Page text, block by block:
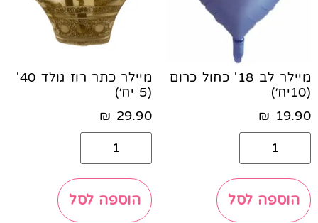
מיילר לב 18' כחול כרום
(10יח׳)
19.90
₪
הוספה לסל
מיילר כתר רוז גולד 40'
(5 יח׳)
29.90
₪
הוספה לסל